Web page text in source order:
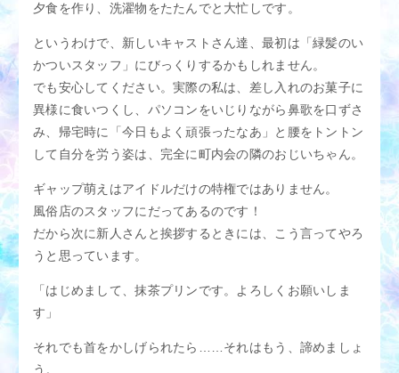
夕食を作り、洗濯物をたたんでと大忙しです。
というわけで、新しいキャストさん達、最初は「緑髪のい
かついスタッフ」にびっくりするかもしれません。
でも安心してください。実際の私は、差し入れのお菓子に
異様に食いつくし、パソコンをいじりながら鼻歌を口ずさ
み、帰宅時に「今日もよく頑張ったなあ」と腰をトントン
して自分を労う姿は、完全に町内会の隣のおじいちゃん。
ギャップ萌えはアイドルだけの特権ではありません。
風俗店のスタッフにだってあるのです！
だから次に新人さんと挨拶するときには、こう言ってやろ
うと思っています。
「はじめまして、抹茶プリンです。よろしくお願いしま
す」
それでも首をかしげられたら……それはもう、諦めましょ
う。